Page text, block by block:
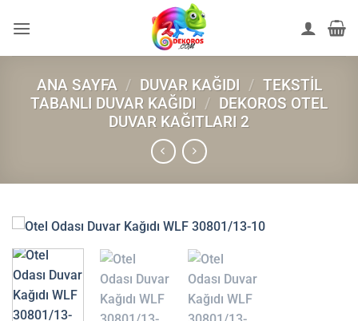
atla
ANA SAYFA / DUVAR KAĞIDI / TEKSTIL
TABANLI DUVAR KAĞIDI / DEKOROS OTEL
DUVAR KAĞITLARI 2